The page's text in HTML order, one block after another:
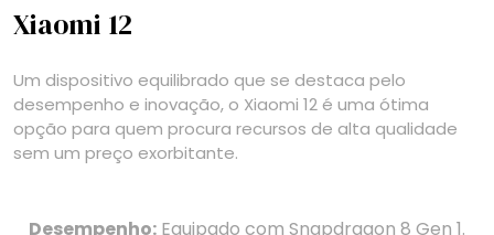
Xiaomi 12
Um dispositivo equilibrado que se destaca pelo
desempenho e inovação, o Xiaomi 12 é uma ótima
opção para quem procura recursos de alta qualidade
sem um preço exorbitante.
Desempenho: Equipado com Snapdragon 8 Gen 1.